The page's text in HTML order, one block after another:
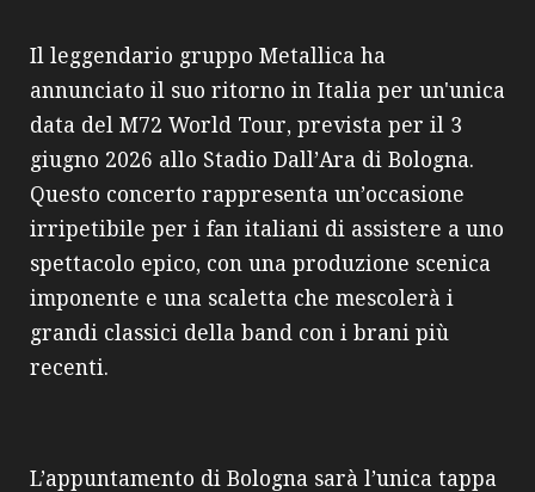
Il leggendario gruppo Metallica ha
annunciato il suo ritorno in Italia per un'unica
data del M72 World Tour, prevista per il 3
giugno 2026 allo Stadio Dall’Ara di Bologna.
Questo concerto rappresenta un’occasione
irripetibile per i fan italiani di assistere a uno
spettacolo epico, con una produzione scenica
imponente e una scaletta che mescolerà i
grandi classici della band con i brani più
recenti.
L’appuntamento di Bologna sarà l’unica tappa